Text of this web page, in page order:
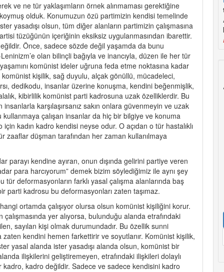
ve ne tür yaklaşımların örnek alınmaması gerektiğine
olduk. Konumuzun özü partimizin kendisi temelinde
yasadışı olsun, tüm diğer alanların partimizin çalışmasına
tüzüğünün içeriğinin eksiksiz uygulanmasından ibarettir.
Önce, sadece sözde değil yaşamda da bunu
olan bilinçli bağıyla ve inancıyla, düzen ile her tür
komünist ideler uğruna feda etme noktasına kadar
komünist kişilik, sağ duyulu, alçak gönüllü, mücadeleci,
dedikodu, insanlar üzerine konuşma, kendini beğenmişlik,
kibirlilik komünist parti kadrosuna uzak özelliklerdir. Bu
karşılaşırsanız sakın onlara güvenmeyin ve uzak
çalışan insanlar da hiç bir bilgiye ve konuma
kadın kadro kendisi neyse odur. O açıdan o tür hastalıklı
düşman tarafından her zaman kullanılmaya
parayı kendine ayıran, onun dışında gelirini partiye veren
para harcıyorum” demek bizim söylediğimiz ile aynı şey
deformasyonların farklı yasal çalışma alanlarında baş
parti kadrosu bu deformasyonları zaten taşımaz.
ortamda çalışıyor olursa olsun komünist kişiliğini korur.
yer alıyorsa, bulunduğu alanda etrafındaki
sayılan kişi olmak durumundadır. Bu özellik sunni
kendini hemen farkettirir ve soyutlanır. Komünist kişilik,
yasal alanda ister yasadışı alanda olsun, komünist bir
ilişkilerini geliştiremeyen, etrafındaki ilişkileri dolaylı
kadro, kadro değildir. Sadece ve sadece kendisini kadro